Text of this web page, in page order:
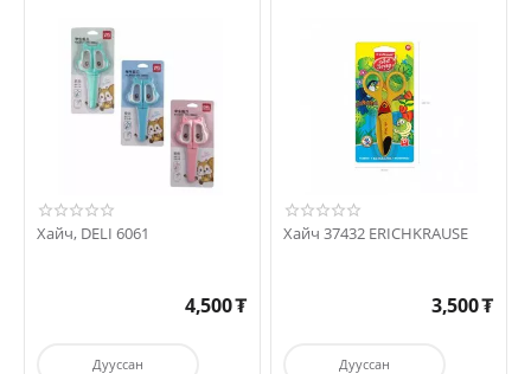
Хайч, DELI 6061
4,500₮
Дууссан
Хайч 37432 ERICHKRAUSE
3,500₮
Дууссан